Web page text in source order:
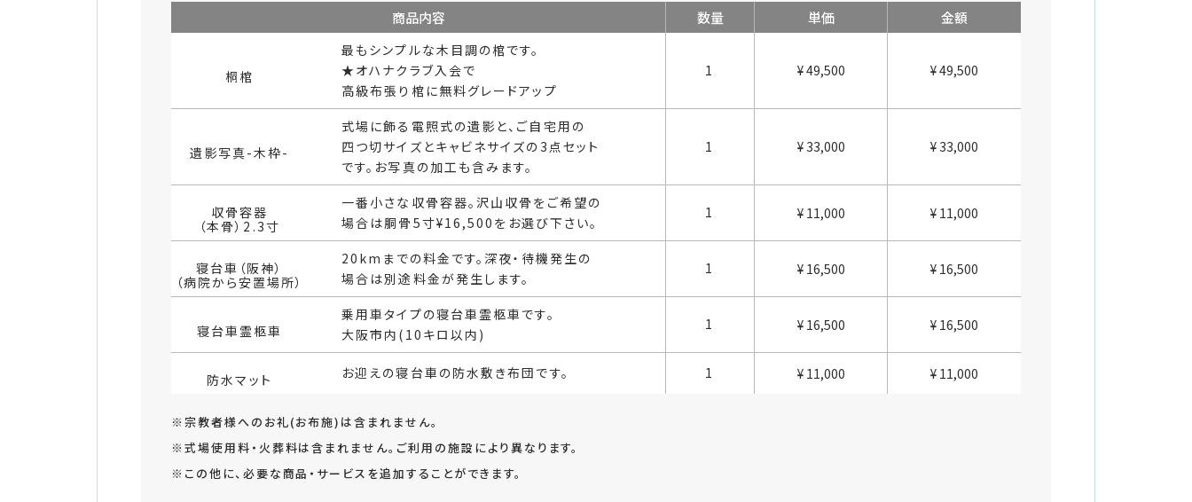
商品内容 数量 単価 金額
桐棺
最もシンプルな木目調の棺です。
★オハナクラブ入会で
高級布張り棺に無料グレードアップ
1 ¥ 49,500 ¥ 49,500
遺影写真-木枠-
式場に飾る電照式の遺影と、ご自宅用の
四つ切サイズとキャビネサイズの3点セット
です。お写真の加工も含みます。
1 ¥ 33,000 ¥ 33,000
収骨容器
（本骨）2.3寸
一番小さな収骨容器。沢山収骨をご希望の
場合は胴骨5寸¥16,500をお選び下さい。
1 ¥ 11,000 ¥ 11,000
寝台車（阪神）
（病院から安置場所）
20kmまでの料金です。深夜・待機発生の
場合は別途料金が発生します。
1 ¥ 16,500 ¥ 16,500
寝台車霊柩車
乗用車タイプの寝台車霊柩車です。
大阪市内(10キロ以内)
1 ¥ 16,500 ¥ 16,500
防水マット お迎えの寝台車の防水敷き布団です。 1 ¥ 11,000 ¥ 11,000
※宗教者様へのお礼(お布施)は含まれません。
※式場使用料・火葬料は含まれません。ご利用の施設により異なります。
※この他に、必要な商品・サービスを追加することができます。